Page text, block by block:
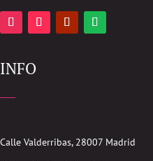
INFO
Calle Valderribas, 28007 Madrid